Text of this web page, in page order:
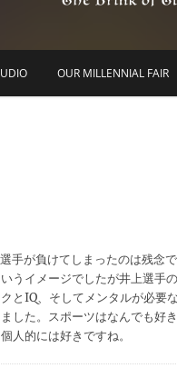
OUR MILLENNIAL FAIR
が負けてしまったのは残念
うイメージでしたが井上選手
とIQ、そしてメンタルが必要
した。スポーツはなんでも好
人的には好きですね。